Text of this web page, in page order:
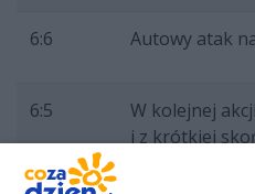
6:6 Autowy atak
6:5
W kolejnej
i z krótkiej